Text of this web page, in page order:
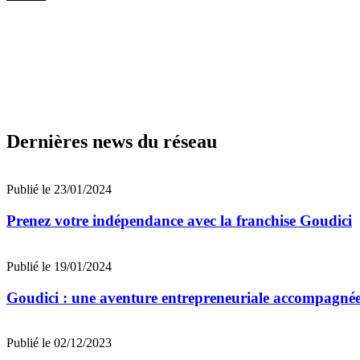
Dernières news du réseau
Publié le 23/01/2024
Prenez votre indépendance avec la franchise Goudici
Publié le 19/01/2024
Goudici : une aventure entrepreneuriale
Publié le 02/12/2023